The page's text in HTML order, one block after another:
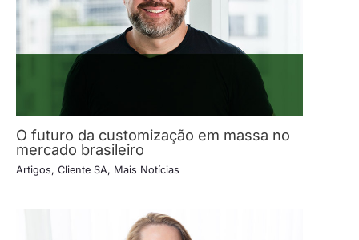
O futuro da customização em massa no
mercado brasileiro
Artigos, Cliente SA, Mais Notícias